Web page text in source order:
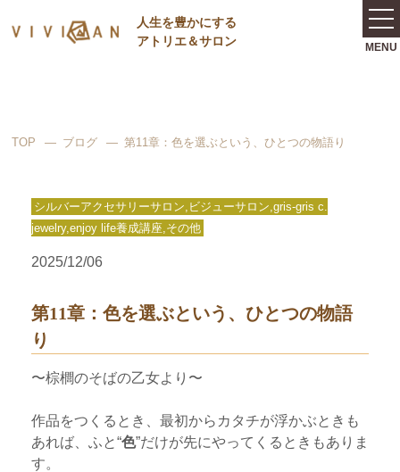
⼈⽣を豊かにする
アトリエ＆サロン
TOP ブログ 第11章：色を選ぶという、ひとつの物語り
シルバーアクセサリーサロン,ビジューサロン,gris-gris c.
jewelry,enjoy life養成講座,その他
2025/12/06
第11章：色を選ぶという、ひとつの物語
り
〜棕櫚のそばの乙女より〜
作品をつくるとき、最初からカタチが浮かぶときも
あれば、ふと“色”だけが先にやってくるときもありま
す。